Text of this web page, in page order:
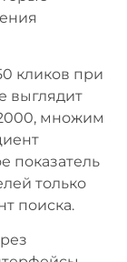
кликов при
выглядит
множим
показатель
только
поиска.